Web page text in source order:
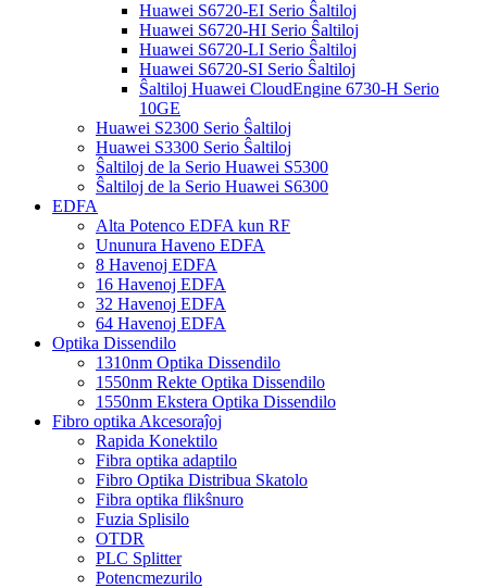
Huawei S6720-EI Serio Ŝaltiloj
Huawei S6720-HI Serio Ŝaltiloj
Huawei S6720-LI Serio Ŝaltiloj
Huawei S6720-SI Serio Ŝaltiloj
Ŝaltiloj Huawei CloudEngine 6730-H Serio
10GE
Huawei S2300 Serio Ŝaltiloj
Huawei S3300 Serio Ŝaltiloj
Ŝaltiloj de la Serio Huawei S5300
Ŝaltiloj de la Serio Huawei S6300
EDFA
Alta Potenco EDFA kun RF
Ununura Haveno EDFA
8 Havenoj EDFA
16 Havenoj EDFA
32 Havenoj EDFA
64 Havenoj EDFA
Optika Dissendilo
1310nm Optika Dissendilo
1550nm Rekte Optika Dissendilo
1550nm Ekstera Optika Dissendilo
Fibro optika Akcesoraĵoj
Rapida Konektilo
Fibra optika adaptilo
Fibro Optika Distribua Skatolo
Fibra optika flikŝnuro
Fuzia Splisilo
OTDR
PLC Splitter
Potencmezurilo